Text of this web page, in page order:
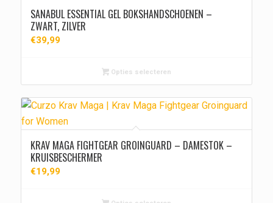
SANABUL ESSENTIAL GEL BOKSHANDSCHOENEN –
ZWART, ZILVER
€39,99
Opties selecteren
KRAV MAGA FIGHTGEAR GROINGUARD – DAMESTOK –
KRUISBESCHERMER
€19,99